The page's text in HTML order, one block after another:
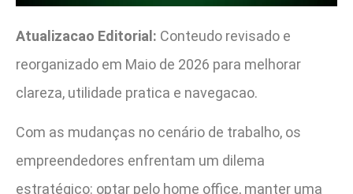
Atualizacao Editorial: Conteudo revisado e
reorganizado em Maio de 2026 para melhorar
clareza, utilidade pratica e navegacao.
Com as mudanças no cenário de trabalho, os
empreendedores enfrentam um dilema
estratégico: optar pelo home office, manter uma